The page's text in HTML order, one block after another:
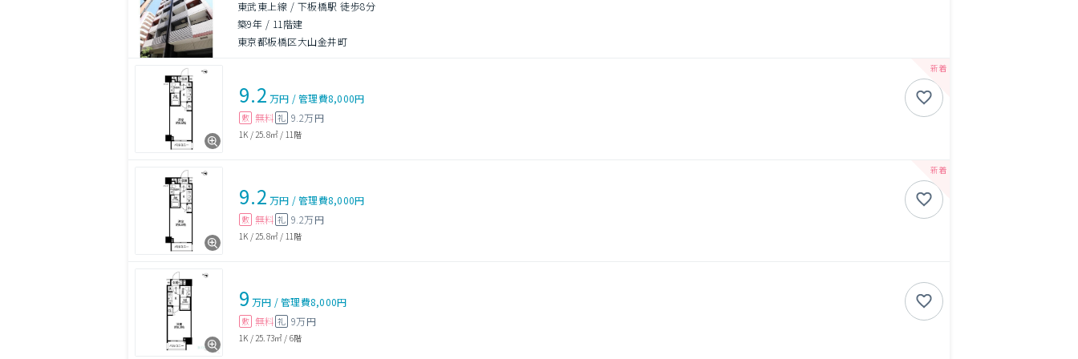
東武東上線 / 下板橋駅 徒歩8分
築9年 / 11階建
東京都板橋区大山金井町
9.2 万円 /管理費8,000円
敷 無料 礼 9.2万円
1K / 25.8㎡ / 11階
9.2 万円 /管理費8,000円
敷 無料 礼 9.2万円
1K / 25.8㎡ / 11階
9 万円 /管理費8,000円
敷 無料 礼 9万円
1K / 25.73㎡ / 6階